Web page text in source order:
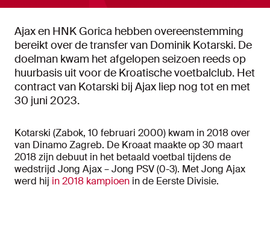
Ajax en HNK Gorica hebben overeenstemming
bereikt over de transfer van Dominik Kotarski. De
doelman kwam het afgelopen seizoen reeds op
huurbasis uit voor de Kroatische voetbalclub. Het
contract van Kotarski bij Ajax liep nog tot en met
30 juni 2023.
Kotarski (Zabok, 10 februari 2000) kwam in 2018 over
van Dinamo Zagreb. De Kroaat maakte op 30 maart
2018 zijn debuut in het betaald voetbal tijdens de
wedstrijd Jong Ajax – Jong PSV (0-3). Met Jong Ajax
werd hij in 2018 kampioen in de Eerste Divisie.